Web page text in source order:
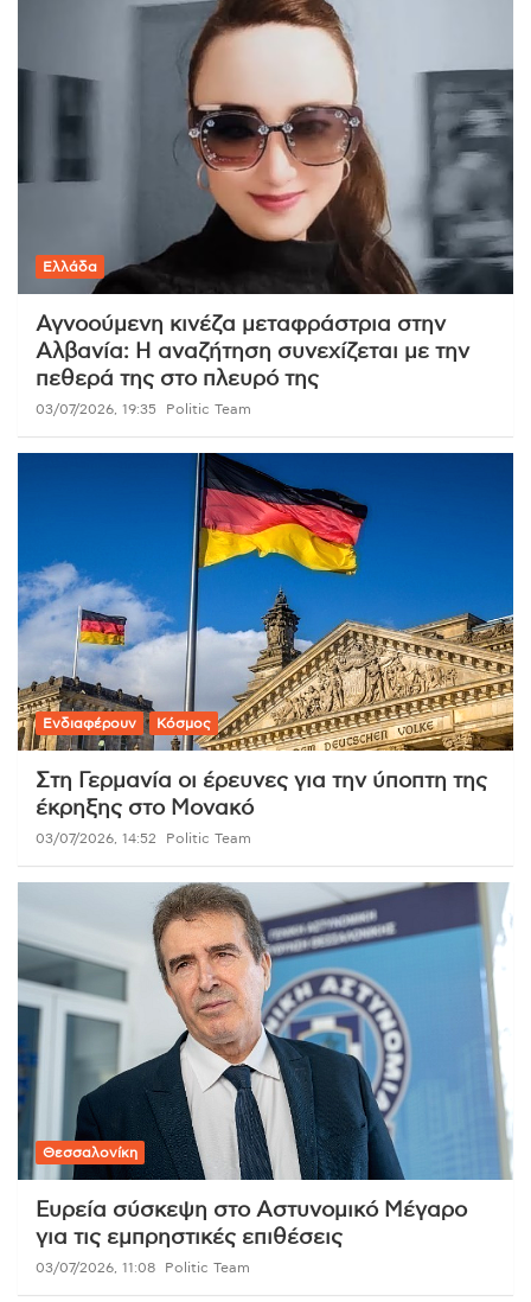
Ελλάδα
Αγνοούμενη κινέζα μεταφράστρια στην
Αλβανία: Η αναζήτηση συνεχίζεται με την
πεθερά της στο πλευρό της
03/07/2026, 19:35 Politic Team
Ενδιαφέρουν Κόσμος
Στη Γερμανία οι έρευνες για την ύποπτη της
έκρηξης στο Μονακό
03/07/2026, 14:52 Politic Team
Θεσσαλονίκη
Ευρεία σύσκεψη στο Αστυνομικό Μέγαρο
για τις εμπρηστικές επιθέσεις
03/07/2026, 11:08 Politic Team